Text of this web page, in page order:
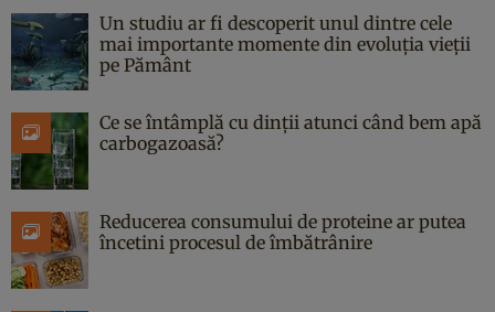
Un studiu ar fi descoperit unul dintre cele
mai importante momente din evoluția vieții
pe Pământ
Ce se întâmplă cu dinții atunci când bem apă
carbogazoasă?
Reducerea consumului de proteine ar putea
încetini procesul de îmbătrânire